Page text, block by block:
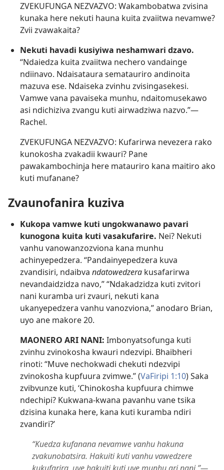
ZVEKUFUNGA NEZVAZVO: Wakambobatwa zvisina
kunaka here nekuti hauna kuita zvaiitwa nevamwe?
Zvii zvawakaita?
Nekuti havadi kusiyiwa neshamwari dzavo.
“Ndaiedza kuita zvaiitwa nechero vandainge
ndiinavo. Ndaisataura sematauriro andinoita
mazuva ese. Ndaiseka zvinhu zvisingasekesi.
Vamwe vana pavaiseka munhu, ndaitomusekawo
asi ndichiziva zvangu kuti airwadziwa nazvo.”—
Rachel.
ZVEKUFUNGA NEZVAZVO: Kufarirwa nevezera rako
kunokosha zvakadii kwauri? Pane
pawakambochinja here matauriro kana maitiro ako
kuti mufanane?
Zvaunofanira kuziva
Kukopa vamwe kuti ungokwanawo pavari
kunogona kuita kuti vasakufarire. Nei? Nekuti
vanhu vanowanzozviona kana munhu
achinyepedzera. “Pandainyepedzera kuva
zvandisiri, ndaibva ndatowedzera kusafarirwa
nevandaidzidza navo,” “Ndakadzidza kuti zvitori
nani kuramba uri zvauri, nekuti kana
ukanyepedzera vanhu vanozviona,” anodaro Brian,
uyo ane makore 20.
MAONERO ARI NANI: Imbonyatsofunga kuti
zvinhu zvinokosha kwauri ndezvipi. Bhaibheri
rinoti: “Muve nechokwadi chekuti ndezvipi
zvinokosha kupfuura zvimwe.” (VaFiripi 1:10) Saka
zvibvunze kuti, ‘Chinokosha kupfuura chimwe
ndechipi? Kukwana-kwana pavanhu vane tsika
dzisina kunaka here, kana kuti kuramba ndiri
zvandiri?’
“Kuedza kufanana nevamwe vanhu hakuna
zvakunobatsira. Hakuiti kuti vanhu vawedzere